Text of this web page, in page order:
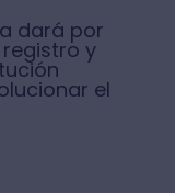
dará por
y
el